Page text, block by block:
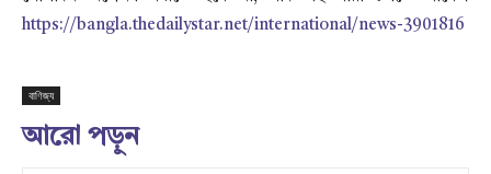
https://bangla.thedailystar.net/international/news-3901816
বাণিজ্য
আরো পড়ুন